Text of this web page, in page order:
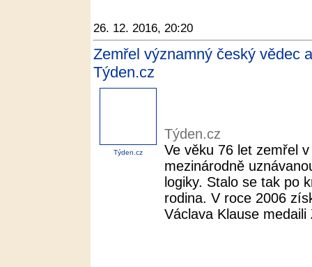
26. 12. 2016, 20:20
Zemřel významný český vědec
Týden.cz
Týden.cz
Týden.cz
Ve věku 76 let zemřel
mezinárodně
logiky. Stalo se tak po
rodina. V roce 2006
Václava Klause medaili